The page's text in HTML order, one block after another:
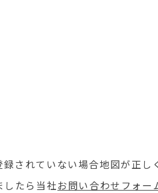
されていない場合地図が正し
したら当社お問い合わせフォー